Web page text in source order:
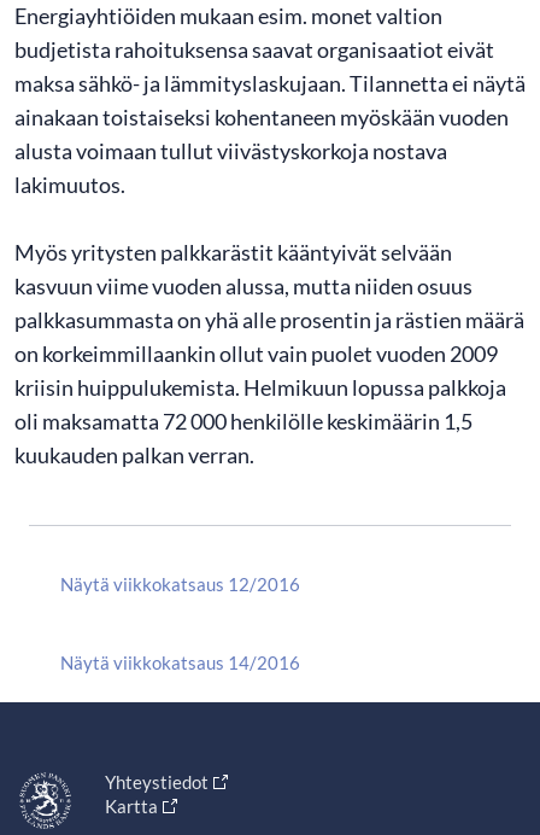
Energiayhtiöiden mukaan esim. monet valtion
budjetista rahoituksensa saavat organisaatiot eivät
maksa sähkö- ja lämmityslaskujaan. Tilannetta ei näytä
ainakaan toistaiseksi kohentaneen myöskään vuoden
alusta voimaan tullut viivästyskorkoja nostava
lakimuutos.
Myös yritysten palkkarästit kääntyivät selvään
kasvuun viime vuoden alussa, mutta niiden osuus
palkkasummasta on yhä alle prosentin ja rästien määrä
on korkeimmillaankin ollut vain puolet vuoden 2009
kriisin huippulukemista. Helmikuun lopussa palkkoja
oli maksamatta 72 000 henkilölle keskimäärin 1,5
kuukauden palkan verran.
Näytä viikkokatsaus 12/2016
Näytä viikkokatsaus 14/2016
Yhteystiedot
Kartta